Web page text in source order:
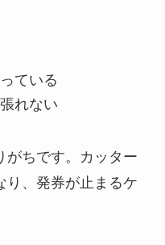
ている
れない
がちです。カッター
り、発券が止まるケ